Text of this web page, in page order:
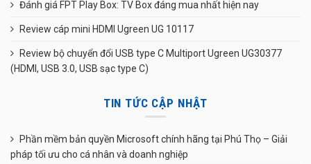
Đánh giá FPT Play Box: TV Box đáng mua nhất hiện nay
Review cáp mini HDMI Ugreen UG 10117
Review bộ chuyển đổi USB type C Multiport Ugreen UG30377
(HDMI, USB 3.0, USB sạc type C)
TIN TỨC CẬP NHẬT
Phần mềm bản quyền Microsoft chính hãng tại Phú Thọ – Giải
pháp tối ưu cho cá nhân và doanh nghiệp